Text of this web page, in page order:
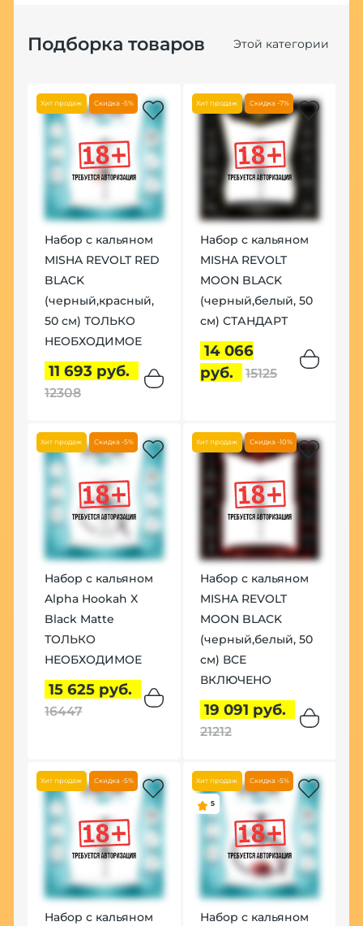
Подборка товаров Этой категории
Хит продаж Скидка -5%
Набор с кальяном
MISHA REVOLT RED
BLACK
(черный,красный,
50 см) ТОЛЬКО
НЕОБХОДИМОЕ
11 693 руб.
12308
Хит продаж Скидка -7%
Набор с кальяном
MISHA REVOLT
MOON BLACK
(черный,белый, 50
см) СТАНДАРТ
14 066
руб.
15125
Хит продаж Скидка -5%
Набор с кальяном
Alpha Hookah X
Black Matte
ТОЛЬКО
НЕОБХОДИМОЕ
15 625 руб.
16447
Хит продаж Скидка -10%
Набор с кальяном
MISHA REVOLT
MOON BLACK
(черный,белый, 50
см) ВСЕ
ВКЛЮЧЕНО
19 091 руб.
21212
Хит продаж Скидка -5%
Набор с кальяном
Хит продаж Скидка -5%
5
Набор с кальяном